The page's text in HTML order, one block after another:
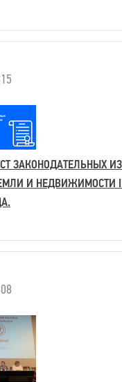
ЗАКОНОДАТЕЛЬНЫХ
И НЕДВИЖИМОСТИ